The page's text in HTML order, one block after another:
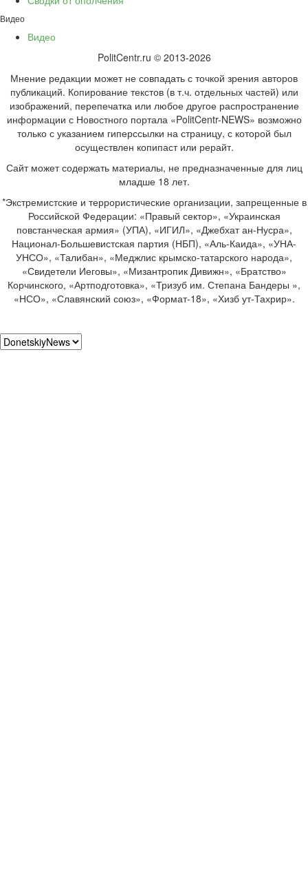
Видео
Видео
PolitCentr.ru © 2013-2026
Мнение редакции может не совпадать с точкой зрения авторов
публикаций. Копирование текстов (в т.ч. отдельных частей) или
изображений, перепечатка или любое другое распространение
информации с Новостного портала «PolitCentr-NEWS» возможно
только с указанием гиперссылки на страницу, с которой был
осуществлен копипаст или рерайт.
Сайт может содержать материалы, не предназначенные для лиц
младше 18 лет.
*Экстремистские и террористические организации, запрещенные в
Российской Федерации: «Правый сектор», «Украинская
повстанческая армия» (УПА), «ИГИЛ», «Джебхат ан-Нусра»,
Национал-Большевистская партия (НБП), «Аль-Каида», «УНА-
УНСО», «Талибан», «Меджлис крымско-татарского народа»,
«Свидетели Иеговы», «Мизантропик Дивижн», «Братство»
Корчинского, «Артподготовка», «Тризуб им. Степана Бандеры »,
«НСО», «Славянский союз», «Формат-18», «Хизб ут-Тахрир».